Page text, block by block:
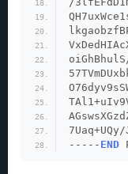
----- END